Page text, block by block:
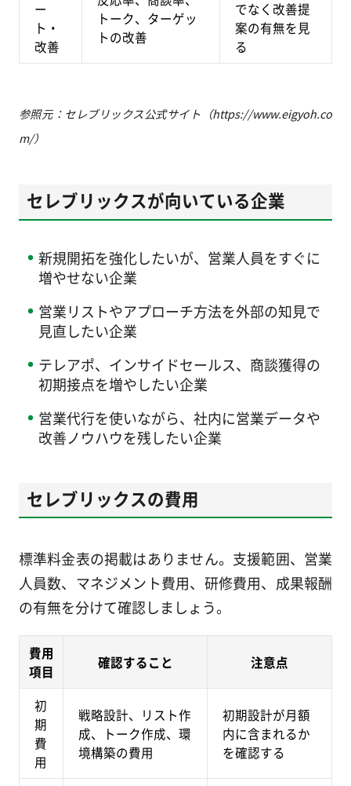
ー
ト・
改善
トーク、ターゲッ
トの改善
でなく改善提
案の有無を見
る
参照元：セレブリックス公式サイト（https://www.eigyoh.co
m/）
セレブリックスが向いている企業
新規開拓を強化したいが、営業人員をすぐに
増やせない企業
営業リストやアプローチ方法を外部の知見で
見直したい企業
テレアポ、インサイドセールス、商談獲得の
初期接点を増やしたい企業
営業代行を使いながら、社内に営業データや
改善ノウハウを残したい企業
セレブリックスの費用
標準料金表の掲載はありません。支援範囲、営業
人員数、マネジメント費用、研修費用、成果報酬
の有無を分けて確認しましょう。
費用
項目
確認すること 注意点
初
期
費
用
戦略設計、リスト作
成、トーク作成、環
境構築の費用
初期設計が月額
内に含まれるか
を確認する